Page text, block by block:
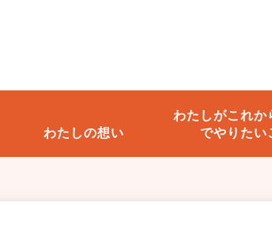
わたしの想い
わたしがこれか
でやりたい